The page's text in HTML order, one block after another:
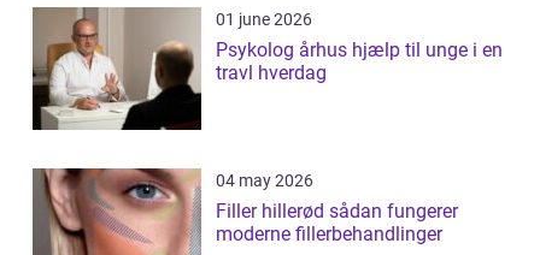
01 june 2026
Psykolog århus hjælp til unge i en
travl hverdag
04 may 2026
Filler hillerød sådan fungerer
moderne fillerbehandlinger